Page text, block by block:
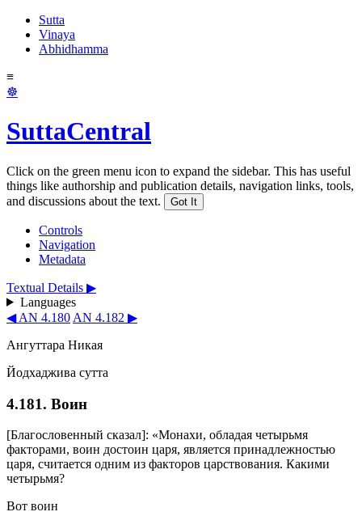
Sutta
Vinaya
Abhidhamma
≡
☸
SuttaCentral
Click on the green menu icon to expand the sidebar. This has useful
things like authorship and publication details, navigation links, tools,
and discussions about the text.
Got It
Controls
Navigation
Metadata
Textual Details ▶
Languages
◀ AN 4.180 AN 4.182 ▶
Ангуттара Никая
Йодхаджива сутта
4.181. Воин
[Благословенный сказал]: «Монахи, обладая четырьмя
факторами, воин достоин царя, является принадлежностью
царя, считается одним из факторов царствования. Какими
четырьмя?
Вот воин